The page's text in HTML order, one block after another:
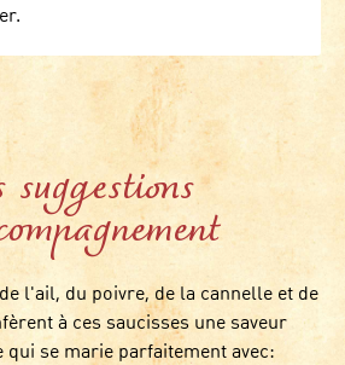
suggestions
l'ail, du poivre, de la cannelle et de
à ces saucisses une saveur
qui se marie parfaitement avec: